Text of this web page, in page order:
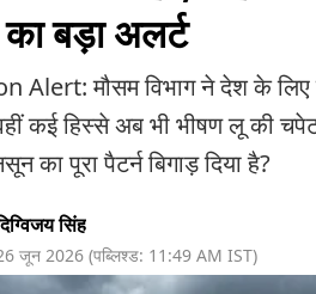
का बड़ा अलर्ट
Alert: मौसम विभाग ने देश के लिए
कई हिस्से अब भी भीषण लू की
का पूरा पैटर्न बिगाड़ दिया है?
सिंह
जून 2026 (पब्लिश्ड: 11:49 AM IST)